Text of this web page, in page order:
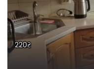
220₴